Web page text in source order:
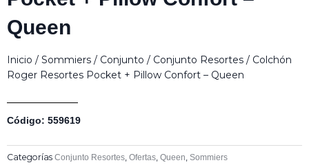
Queen
Inicio / Sommiers / Conjunto / Conjunto Resortes / Colchón
Roger Resortes Pocket + Pillow Confort – Queen
Código: 559619
Categorías Conjunto Resortes, Ofertas, Queen, Sommiers